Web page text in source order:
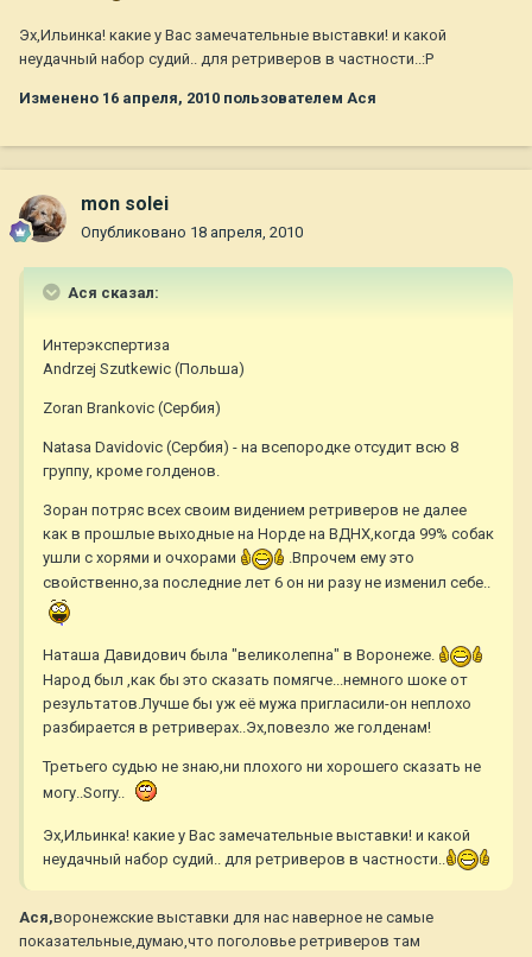
Эх,Ильинка! какие у Вас замечательные выставки! и какой
неудачный набор судий.. для ретриверов в частности..:P
Изменено 16 апреля, 2010 пользователем Ася
mon solei
Опубликовано 18 апреля, 2010
Ася сказал:
Интерэкспертиза
Andrzej Szutkewic (Польша)
Zoran Brankovic (Сербия)
Natasa Davidovic (Сербия) - на всепородке отсудит всю 8
группу, кроме голденов.
Зоран потряс всех своим видением ретриверов не далее
как в прошлые выходные на Норде на ВДНХ,когда 99% собак
ушли с хорями и очхорами
.Впрочем ему это
свойственно,за последние лет 6 он ни разу не изменил себе..
Наташа Давидович была "великолепна" в Воронеже.
Народ был ,как бы это сказать помягче...немного шоке от
результатов.Лучше бы уж её мужа пригласили-он неплохо
разбирается в ретриверах..Эх,повезло же голденам!
Третьего судью не знаю,ни плохого ни хорошего сказать не
могу..Sorry..
Эх,Ильинка! какие у Вас замечательные выставки! и какой
неудачный набор судий.. для ретриверов в частности..
Ася,воронежские выставки для нас наверное не самые
показательные,думаю,что поголовье ретриверов там